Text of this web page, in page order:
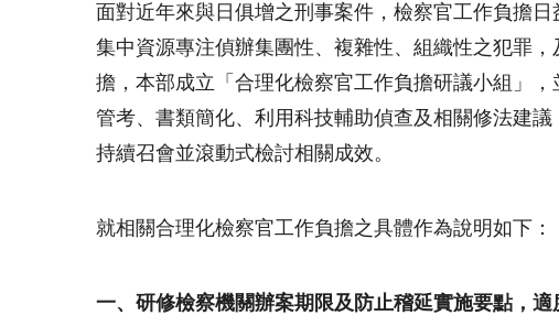
面對近年來與日俱增之刑事案件，檢察官工作負擔
集中資源專注偵辦集團性、複雜性、組織性之犯罪
擔，本部成立「合理化檢察官工作負擔研議小組」，
管考、書類簡化、利用科技輔助偵查及相關修法建
持續召會並滾動式檢討相關成效。
就相關合理化檢察官工作負擔之具體作為說明如下：
一、研修檢察機關辦案期限及防止稽延實施要點，